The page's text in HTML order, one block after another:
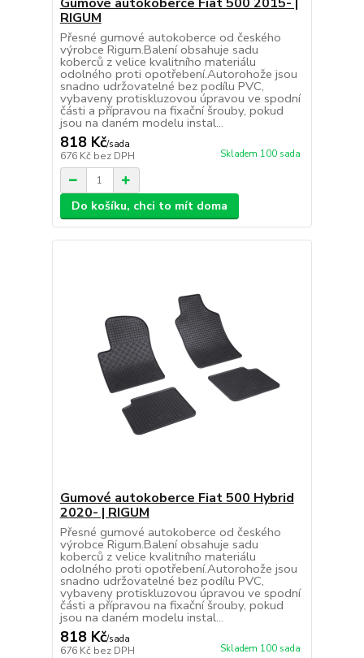
RIGUM
Přesné gumové autokoberce od českého
výrobce Rigum.Balení obsahuje sadu
koberců z velice kvalitního materiálu
odolného proti opotřebení.Autorohože jsou
snadno udržovatelné bez podílu PVC,
vybaveny protiskluzovou úpravou ve spodní
části a přípravou na fixační šrouby, pokud
jsou na daném modelu instal...
818 Kč/sada
676 Kč bez DPH Skladem 100 sada
Do košíku, chci to mít doma
Gumové autokoberce Fiat 500 Hybrid
2020- | RIGUM
Přesné gumové autokoberce od českého
výrobce Rigum.Balení obsahuje sadu
koberců z velice kvalitního materiálu
odolného proti opotřebení.Autorohože jsou
snadno udržovatelné bez podílu PVC,
vybaveny protiskluzovou úpravou ve spodní
části a přípravou na fixační šrouby, pokud
jsou na daném modelu instal...
818 Kč/sada
676 Kč bez DPH Skladem 100 sada